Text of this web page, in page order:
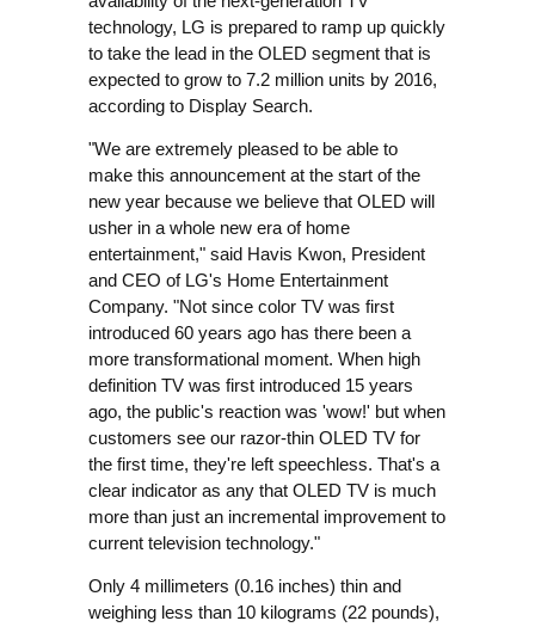
technology, LG is prepared to ramp up quickly
to take the lead in the OLED segment that is
expected to grow to 7.2 million units by 2016,
according to Display Search.
"We are extremely pleased to be able to
make this announcement at the start of the
new year because we believe that OLED will
usher in a whole new era of home
entertainment," said Havis Kwon, President
and CEO of LG's Home Entertainment
Company. "Not since color TV was first
introduced 60 years ago has there been a
more transformational moment. When high
definition TV was first introduced 15 years
ago, the public's reaction was 'wow!' but when
customers see our razor-thin OLED TV for
the first time, they're left speechless. That's a
clear indicator as any that OLED TV is much
more than just an incremental improvement to
current television technology."
Only 4 millimeters (0.16 inches) thin and
weighing less than 10 kilograms (22 pounds),